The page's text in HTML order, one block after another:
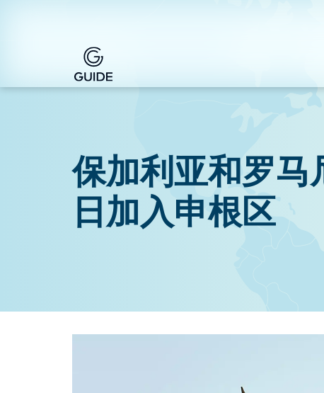
保加利亚和罗马
日加入申根区